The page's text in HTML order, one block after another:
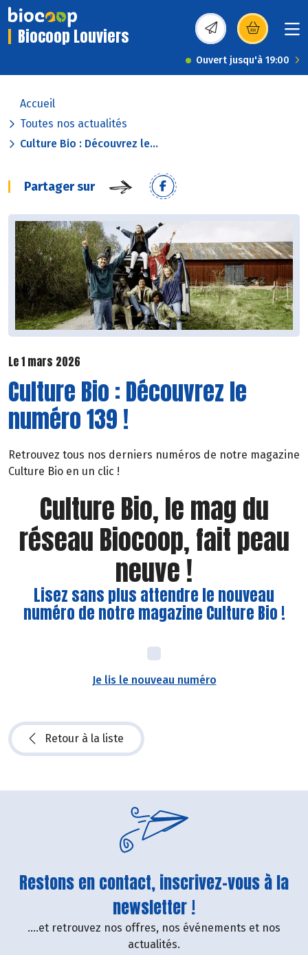
Biocoop Louviers (s’ouvre dans une
Ouvert jusqu'à 19:00
Accueil
Toutes nos actualités
Culture Bio : Découvrez le...
Partager sur
Le 1 mars 2026
Culture Bio : Découvrez le
numéro 139 !
Retrouvez tous nos derniers numéros de notre magazine
Culture Bio en un clic !
Culture Bio, le mag du
réseau Biocoop, fait peau
neuve !
Lisez sans plus attendre le nouveau
numéro de notre magazine Culture Bio !
Je lis le nouveau numéro
Retour à la liste
Restons en contact, inscrivez-vous à la
newsletter !
....et retrouvez nos offres, nos événements et nos
actualités.